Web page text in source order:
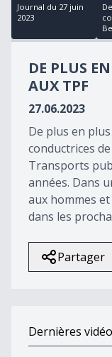
17
minutes,
seconds
Journal du 27 juin
2023
DE PLUS
AUX TPF
27.06.2023
De plus en
conductrices
Transports
années. Dans
aux hommes
dans les
Partager
Dernières